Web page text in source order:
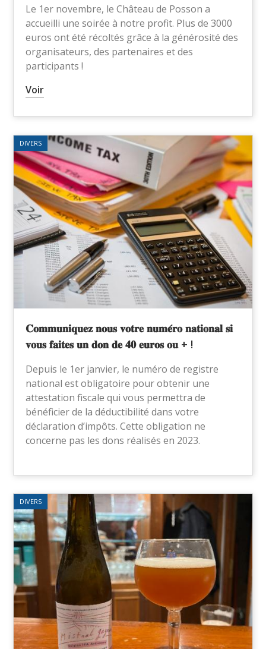
Le 1er novembre, le Château de Posson a
accueilli une soirée à notre profit. Plus de 3000
euros ont été récoltés grâce à la générosité des
organisateurs, des partenaires et des
participants !
Voir
DIVERS
𝐂𝐨𝐦𝐦𝐮𝐧𝐢𝐪𝐮𝐞𝐳 𝐧𝐨𝐮𝐬 𝐯𝐨𝐭𝐫𝐞 𝐧𝐮𝐦𝐞́𝐫𝐨 𝐧𝐚𝐭𝐢𝐨𝐧𝐚𝐥 𝐬𝐢
𝐯𝐨𝐮𝐬 𝐟𝐚𝐢𝐭𝐞𝐬 𝐮𝐧 𝐝𝐨𝐧 𝐝𝐞 𝟒𝟎 𝐞𝐮𝐫𝐨𝐬 𝐨𝐮 + !
Depuis le 1er janvier, le numéro de registre
national est obligatoire pour obtenir une
attestation fiscale qui vous permettra de
bénéficier de la déductibilité dans votre
déclaration d’impôts. Cette obligation ne
concerne pas les dons réalisés en 2023.
DIVERS